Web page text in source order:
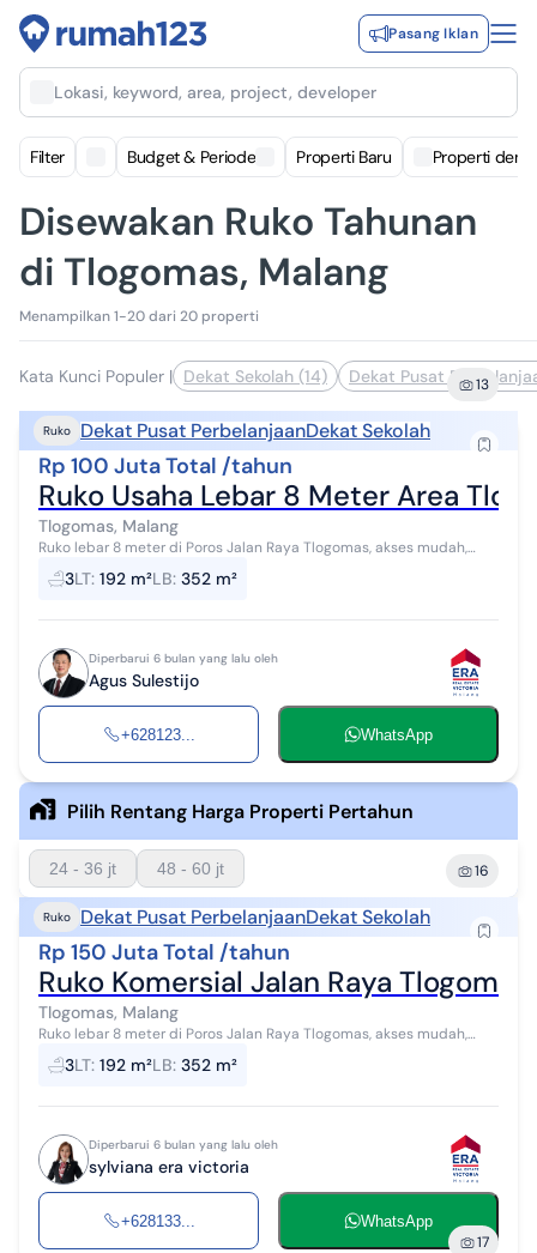
Pasang Iklan
Lokasi, keyword, area, project, developer
Filter Budget & Periode Properti Baru Properti
Disewakan Ruko Tahunan
di Tlogomas, Malang
Menampilkan 1-20 dari 20 properti
Kata Kunci Populer | Dekat Sekolah (14) Dekat Pusat 13
Ruko Dekat Pusat PerbelanjaanDekat Sekolah
Rp 100 Juta Total /tahun
Ruko Usaha Lebar 8 Meter Area
Tlogomas, Malang
Ruko lebar 8 meter di Poros Jalan Raya Tlogomas, akses mudah,
jalan ramai, potensi pelanggan besar, cocok untuk segala usaha. > 2
Menit ke Aparte...
3LT: 192 m²LB: 352 m²
Diperbarui 6 bulan yang lalu oleh
Agus Sulestijo
+628123... WhatsApp
Pilih Rentang Harga Properti Pertahun
24 - 36 jt 48 - 60 jt 16
Ruko Dekat Pusat PerbelanjaanDekat Sekolah
Rp 150 Juta Total /tahun
Ruko Komersial Jalan Raya
Tlogomas, Malang
Ruko lebar 8 meter di Poros Jalan Raya Tlogomas, akses mudah,
jalan ramai, potensi pelanggan besar, cocok untuk segala usaha. > 2
Menit ke Aparte...
3LT: 192 m²LB: 352 m²
Diperbarui 6 bulan yang lalu oleh
sylviana era victoria
+628133... WhatsApp
17